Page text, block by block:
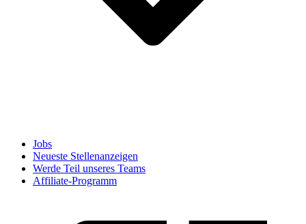
Jobs
Neueste Stellenanzeigen
Werde Teil unseres Teams
Affiliate-Programm